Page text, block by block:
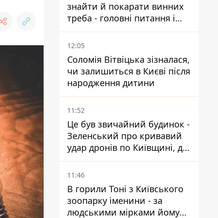
знайти й покарати винних
треба - головні питання і
висновки з конфлікту на
Теремках
12:05
Соломія Вітвіцька зізналася,
чи залишиться в Києві після
народження дитини
11:52
Це був звичайний будинок -
Зеленський про кривавий
удар дронів по Київщині, де
загинули дідусь, бабуся та їх
малолітній онук
11:46
В горили Тоні з Київського
зоопарку іменини - за
людськими мірками йому